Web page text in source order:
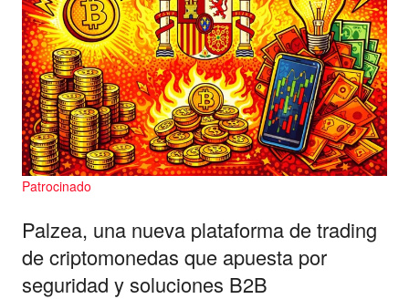
Patrocinado
Palzea, una nueva plataforma de trading
de criptomonedas que apuesta por
seguridad y soluciones B2B